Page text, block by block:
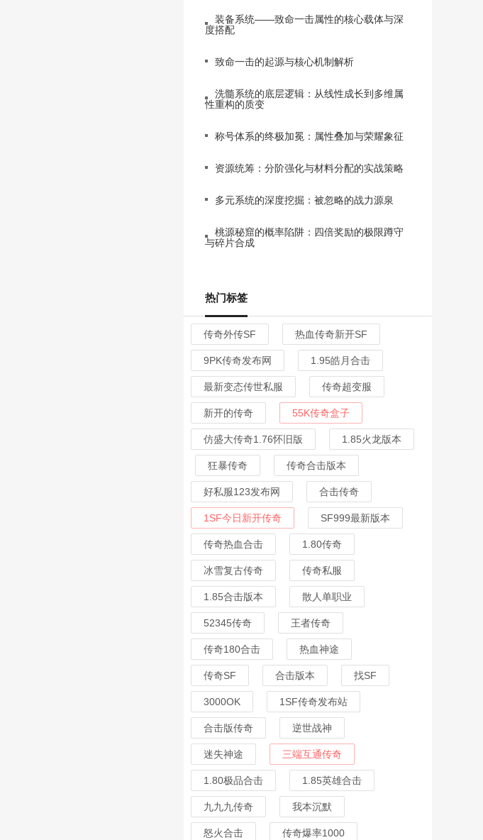
装备系统——致命一击属性的核心载体与深
度搭配
致命一击的起源与核心机制解析
洗髓系统的底层逻辑：从线性成长到多维属
性重构的质变
称号体系的终极加冕：属性叠加与荣耀象征
资源统筹：分阶强化与材料分配的实战策略
多元系统的深度挖掘：被忽略的战力源泉
桃源秘窟的概率陷阱：四倍奖励的极限蹲守
与碎片合成
热门标签
传奇外传SF 热血传奇新开SF
9PK传奇发布网 1.95皓月合击
最新变态传世私服 传奇超变服
新开的传奇 55K传奇盒子
仿盛大传奇1.76怀旧版 1.85火龙版本
狂暴传奇 传奇合击版本
好私服123发布网 合击传奇
1SF今日新开传奇 SF999最新版本
传奇热血合击 1.80传奇
冰雪复古传奇 传奇私服
1.85合击版本 散人单职业
52345传奇 王者传奇
传奇180合击 热血神途
传奇SF 合击版本 找SF
3000OK 1SF传奇发布站
合击版传奇 逆世战神
迷失神途 三端互通传奇
1.80极品合击 1.85英雄合击
九九九传奇 我本沉默
怒火合击 传奇爆率1000